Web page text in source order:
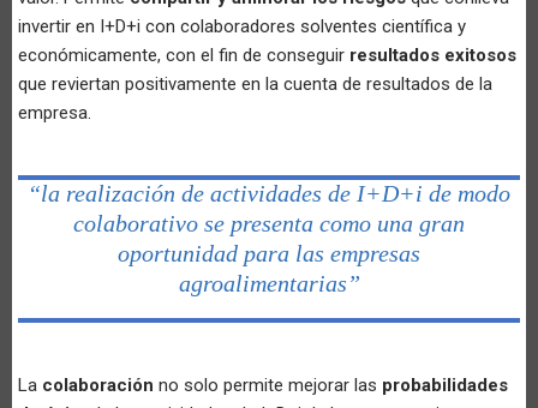
invertir en I+D+i con colaboradores solventes científica y
económicamente, con el fin de conseguir resultados exitosos
que reviertan positivamente en la cuenta de resultados de la
empresa.
“la realización de actividades de I+D+i de modo
colaborativo se presenta como una gran
oportunidad para las empresas
agroalimentarias”
La colaboración no solo permite mejorar las probabilidades